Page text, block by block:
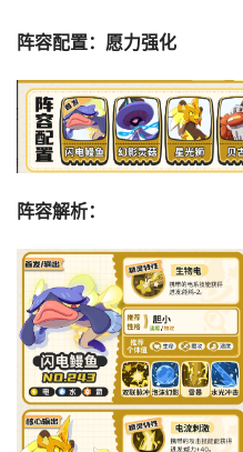
阵容配置：愿力强化
阵容解析：